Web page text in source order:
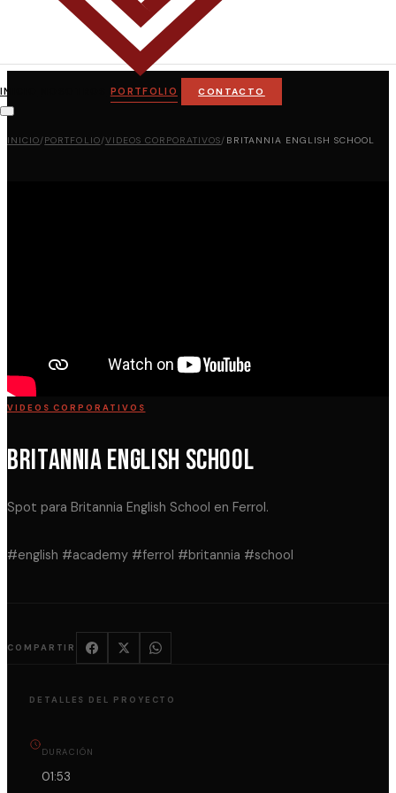
INICIO PORTFOLIO CONTACTO
INICIO/PORTFOLIO/VIDEOS CORPORATIVOS/ BRITANNIA ENGLISH SCHOOL
VIDEOS CORPORATIVOS
Britannia English School
Spot para Britannia English School en Ferrol.
#english #academy #ferrol #britannia #school
COMPARTIR
DETALLES DEL PROYECTO
DURACIÓN
01:53